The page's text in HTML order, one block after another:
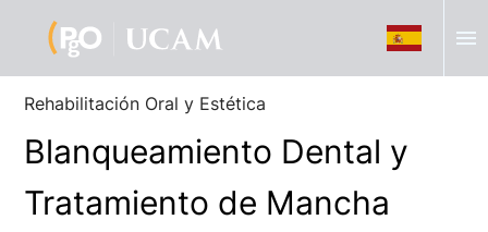
menu
Rehabilitación Oral y Estética
Blanqueamiento Dental y
Tratamiento de Mancha